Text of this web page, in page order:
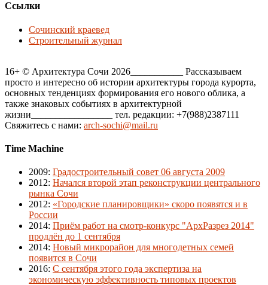
Ссылки
Сочинский краевед
Строительный журнал
16+ © Архитектура Сочи 2026___________ Рассказываем
просто и интересно об истории архитектуры города курорта,
основных тенденциях формирования его нового облика, а
также знаковых событиях в архитектурной
жизни_________________ тел. редакции: +7(988)2387111
Свяжитесь с нами: arch-sochi@mail.ru
Time Machine
2009: Градостроительный совет 06 августа 2009
2012: Начался второй этап реконструкции центрального
рынка Сочи
2012: «Городские планировщики» скоро появятся и в
России
2014: Приём работ на смотр-конкурс "АрхРазрез 2014"
продлён до 1 сентября
2014: Новый микрорайон для многодетных семей
появится в Сочи
2016: С сентября этого года экспертиза на
экономическую эффективность типовых проектов